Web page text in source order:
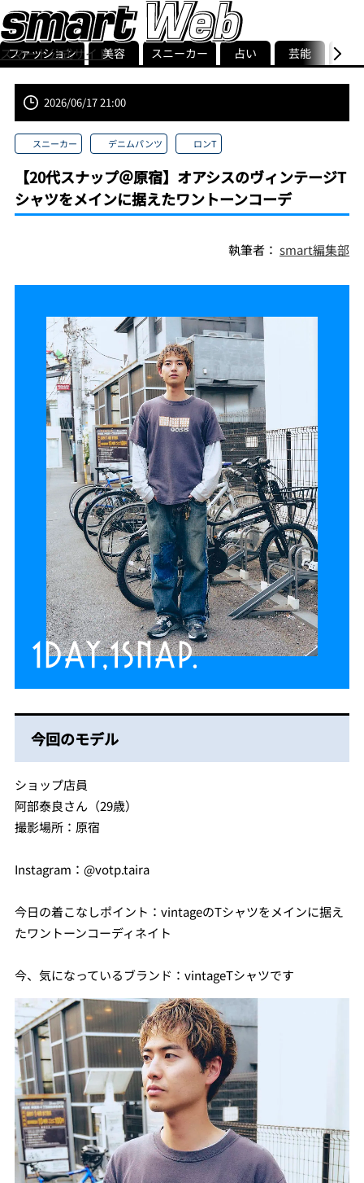
スマート公式サイト
smart最新号
記事一覧ランキング
ストリ
ファッション 美容 スニーカー 占い 芸能 グル
2026/06/17 21:00
スニーカー デニムパンツ ロンT
【20代スナップ＠原宿】オアシスのヴィンテージT
シャツをメインに据えたワントーンコーデ
執筆者：smart編集部
今回のモデル
ショップ店員
阿部泰良さん（29歳）
撮影場所：原宿
Instagram：@votp.taira
今日の着こなしポイント：vintageのTシャツをメインに据え
たワントーンコーディネイト
今、気になっているブランド：vintageTシャツです